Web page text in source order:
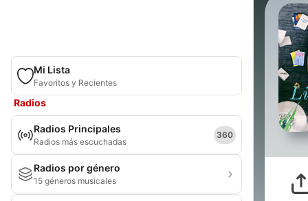
Mi Lista
Favoritos y Recientes
Radios
Radios Principales
Radios más escuchadas
360
Radios por género
15 géneros musicales